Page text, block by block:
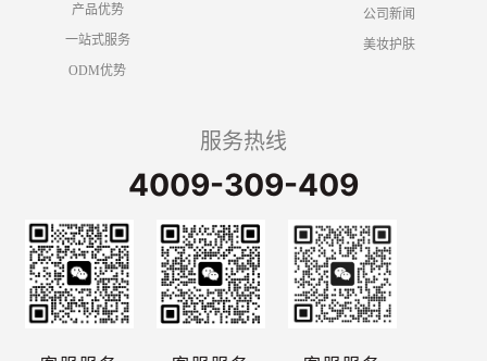
产品优势
一站式服务
ODM优势
公司新闻
美妆护肤
服务热线
4009-309-409